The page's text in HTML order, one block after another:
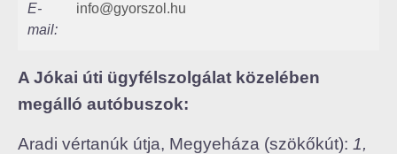
E-
mail:
info@gyorszol.hu
A Jókai úti ügyfélszolgálat közelében
megálló autóbuszok:
Aradi vértanúk útja, Megyeháza (szökőkút): 1,